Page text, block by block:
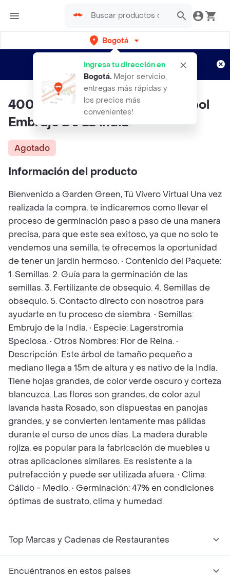
Bogotá
Ingresa tu dirección en
Bogotá. Mejor servicio,
entregas más rápidas y
los precios más
convenientes!
envíos gratis por semanas
Aplican TyC
400 Semillas Orgánicas De Árbol
Embrujo De La India
Agotado
Información del producto
Bienvenido a Garden Green, Tú Vivero Virtual Una vez
realizada la compra, te indicaremos como llevar el
proceso de germinación paso a paso de una manera
precisa, para que este sea exitoso, ya que no solo te
vendemos una semilla, te ofrecemos la oportunidad
de tener un jardín hermoso. • Contenido del Paquete:
1. Semillas. 2. Guía para la germinación de las
semillas. 3. Fertilizante de obsequio. 4. Semillas de
obsequio. 5. Contacto directo con nosotros para
ayudarte en tu proceso de siembra. • Semillas:
Embrujo de la India. • Especie: Lagerstromia
Speciosa. • Otros Nombres: Flor de Reina. •
Descripción: Este árbol de tamaño pequeño a
mediano llega a 15m de altura y es nativo de la India.
Tiene hojas grandes, de color verde oscuro y corteza
blancuzca. Las flores son grandes, de color azul
lavanda hasta Rosado, son dispuestas en panojas
grandes, y se convierten lentamente mas pálidas
durante el curso de unos días. La madera durable
rojiza, es popular para la fabricación de muebles u
otras aplicaciones similares. Es resistente a la
putrefacción y puede ser utilizada afuera. • Clima:
Cálido - Medio. • Germinación: 47% en condiciones
óptimas de sustrato, clima y humedad.
Top Marcas y Cadenas de Restaurantes
Encuéntranos en estos países